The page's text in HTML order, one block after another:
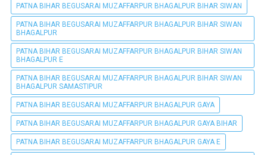
PATNA BIHAR BEGUSARAI MUZAFFARPUR BHAGALPUR BIHAR SIWAN
PATNA BIHAR BEGUSARAI MUZAFFARPUR BHAGALPUR BIHAR SIWAN
BHAGALPUR
PATNA BIHAR BEGUSARAI MUZAFFARPUR BHAGALPUR BIHAR SIWAN
BHAGALPUR E
PATNA BIHAR BEGUSARAI MUZAFFARPUR BHAGALPUR BIHAR SIWAN
BHAGALPUR SAMASTIPUR
PATNA BIHAR BEGUSARAI MUZAFFARPUR BHAGALPUR GAYA
PATNA BIHAR BEGUSARAI MUZAFFARPUR BHAGALPUR GAYA BIHAR
PATNA BIHAR BEGUSARAI MUZAFFARPUR BHAGALPUR GAYA E